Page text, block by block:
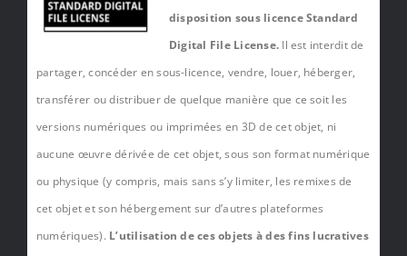
disposition sous licence Standard
Digital File License. Il est interdit de
partager, concéder en sous-licence, vendre, louer, héberger,
transférer ou distribuer de quelque manière que ce soit les
versions numériques ou imprimées en 3D de cet objet, ni
aucune œuvre dérivée de cet objet, sous son format numérique
ou physique (y compris, mais sans s’y limiter, les remixes de
cet objet et son hébergement sur d’autres plateformes
numériques). L’utilisation de ces objets à des fins lucratives